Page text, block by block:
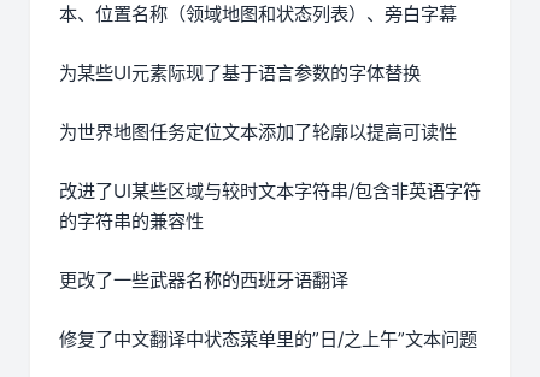
本、位置名称（领域地图和状态列表）、旁白字幕
为某些UI元素际现了基于语言参数的字体替换
为世界地图任务定位文本添加了轮廓以提高可读性
改进了UI某些区域与较时文本字符串/包含非英语字符
的字符串的兼容性
更改了一些武器名称的西班牙语翻译
修复了中文翻译中状态菜单里的”日/之上午”文本问题